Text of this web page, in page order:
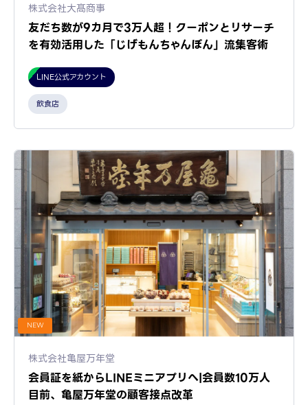
株式会社大髙商事
友だち数が9カ月で3万人超！クーポンとリサーチ
を有効活用した「じげもんちゃんぽん」流集客術
LINE公式アカウント
飲食店
NEW
株式会社亀屋万年堂
会員証を紙からLINEミニアプリへ|会員数10万人
目前、亀屋万年堂の顧客接点改革